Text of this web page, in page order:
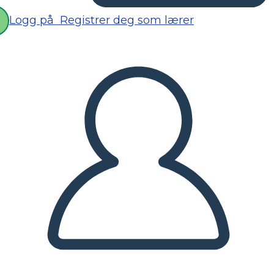
Logg på Registrer deg som lærer